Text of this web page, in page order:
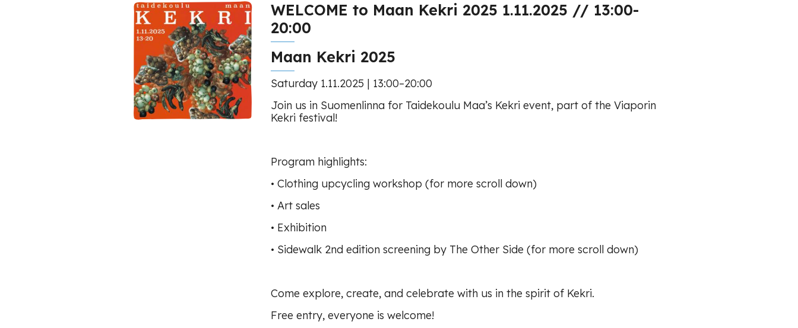
WELCOME to Maan Kekri 2025 1.11.2025 // 13:00-
20:00
Maan Kekri 2025
Saturday 1.11.2025 | 13:00–20:00
Join us in Suomenlinna for Taidekoulu Maa’s Kekri event, part of the Viaporin
Kekri festival!
Program highlights:
• Clothing upcycling workshop (for more scroll down)
• Art sales
• Exhibition
• Sidewalk 2nd edition screening by The Other Side (for more scroll down)
Come explore, create, and celebrate with us in the spirit of Kekri.
Free entry, everyone is welcome!